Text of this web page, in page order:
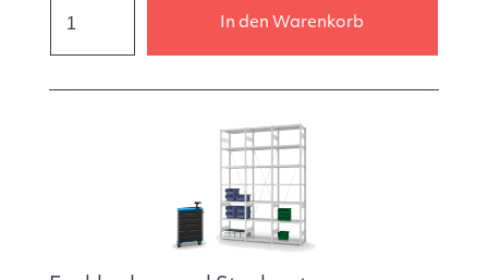
In den Warenkorb